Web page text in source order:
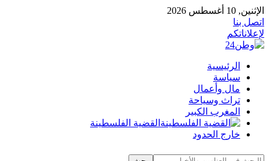
الإثنين, 10 أغسطس 2026
اتصل بنا
لإعلاناتكم
الرئيسية
سياسة
مال وأعمال
تراث وسياحة
المغرب الكبير
القضية الفلسطينة
خارج الحدود